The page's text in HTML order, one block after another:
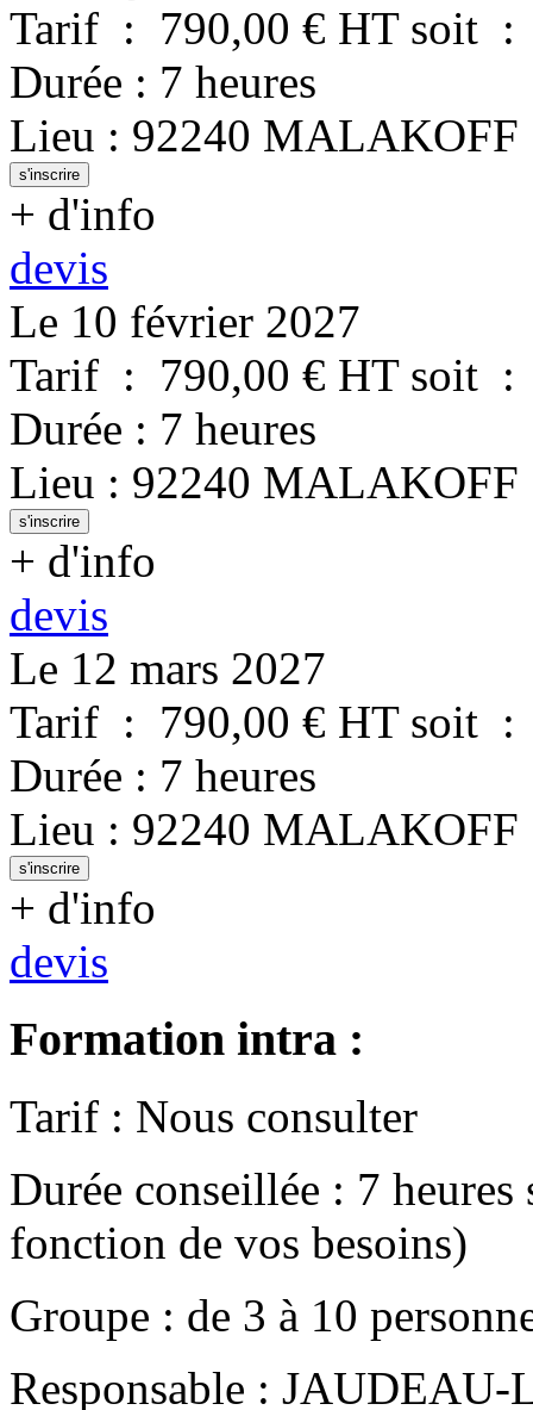
Tarif : 790,00 € HT soit :
Durée : 7 heures
Lieu : 92240 MALAKOFF
s'inscrire
+ d'info
devis
Le 10 février 2027
Tarif : 790,00 € HT soit :
Durée : 7 heures
Lieu : 92240 MALAKOFF
s'inscrire
+ d'info
devis
Le 12 mars 2027
Tarif : 790,00 € HT soit :
Durée : 7 heures
Lieu : 92240 MALAKOFF
s'inscrire
+ d'info
devis
Formation intra :
Tarif : Nous consulter
Durée conseillée : 7 heures
fonction de vos besoins)
Groupe : de 3 à 10
Responsable : JAUDEAU-